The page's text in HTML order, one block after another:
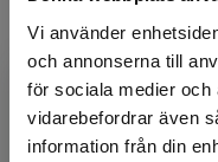
Vi använder
och annonserna till
för sociala medier
vidarebefordrar även
information från din
inriktning idrott